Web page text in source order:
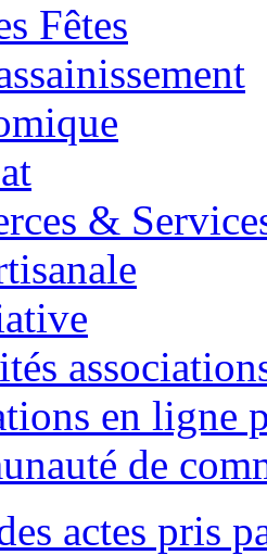
Fêtes
&
en ligne
de
actes pris